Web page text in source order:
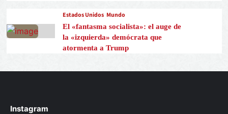
Estados Unidos Mundo
El «fantasma socialista»: el auge de
la «izquierda» demócrata que
atormenta a Trump
Instagram